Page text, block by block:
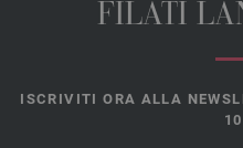
FILATI
ISCRIVITI ORA ALLA